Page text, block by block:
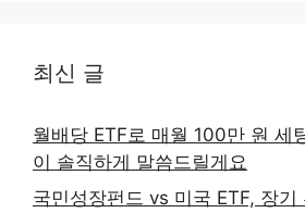
최신 글
월배당 ETF로 매월 100만 원 세
이 솔직하게 말씀드릴게요
국민성장펀드 vs 미국 ETF, 장기